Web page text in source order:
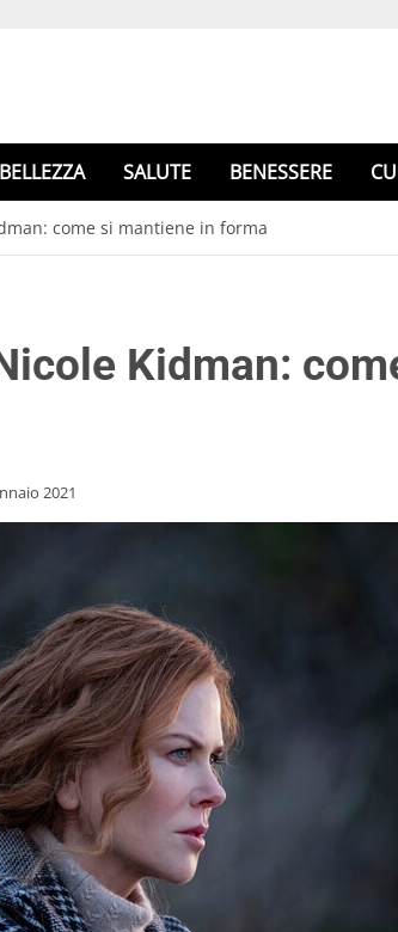
BELLEZZA SALUTE BENESSERE
come si mantiene in forma
Kidman:
2021